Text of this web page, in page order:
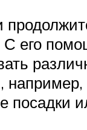
С его
например,
посадки